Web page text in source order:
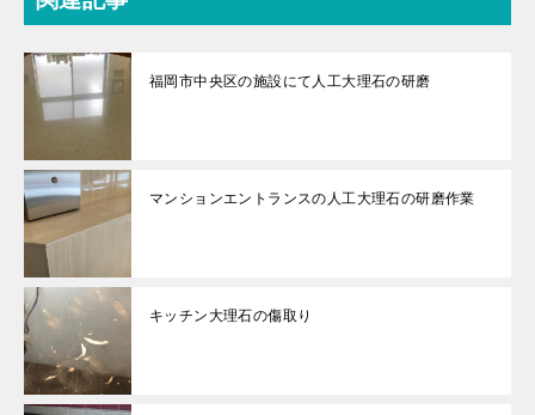
福岡市中央区の施設にて人工大理石の研磨
マンションエントランスの人工大理石の研磨作業
キッチン大理石の傷取り